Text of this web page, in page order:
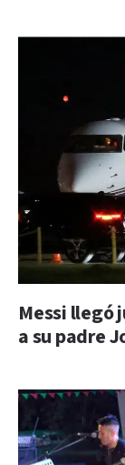
Messi llegó
a su padre